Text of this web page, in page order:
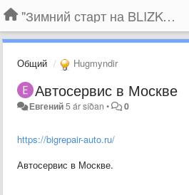
"Зимний старт на BLIZKO.ru". Конкурс компаний
Общий Hugmyndir
Автосервис в Москве
Евгений5 ár síðan • 0
https://bigrepair-auto.ru/
Автосервис в Москве.